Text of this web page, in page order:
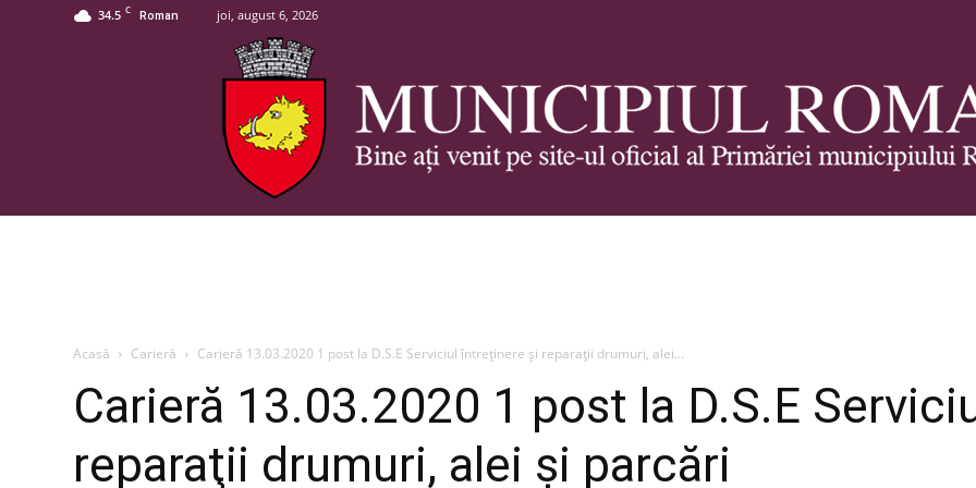
34.5 C Roman joi, august 6, 2026
Roman
Acasă Carieră Carieră 13.03.2020 1 post la D.S.E Serviciul întreţinere şi reparaţii drumuri, alei...
Carieră 13.03.2020 1 post la D.S.E
reparaţii drumuri, alei şi parcări